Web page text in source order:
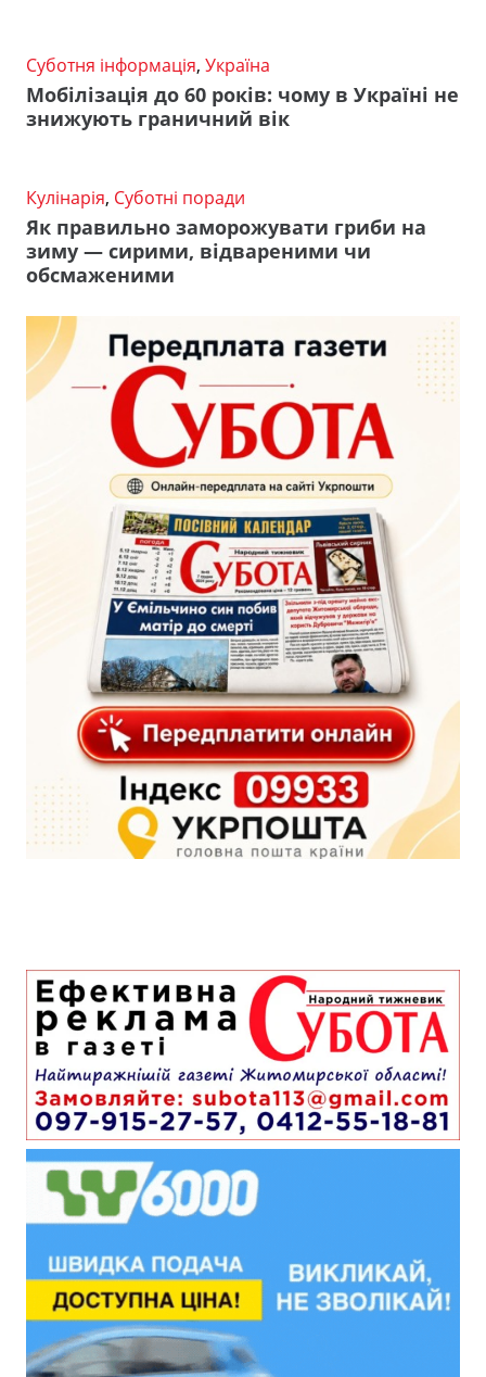
Суботня інформація, Україна
Мобілізація до 60 років: чому в Україні не
знижують граничний вік
Кулінарія, Суботні поради
Як правильно заморожувати гриби на
зиму — сирими, відвареними чи
обсмаженими